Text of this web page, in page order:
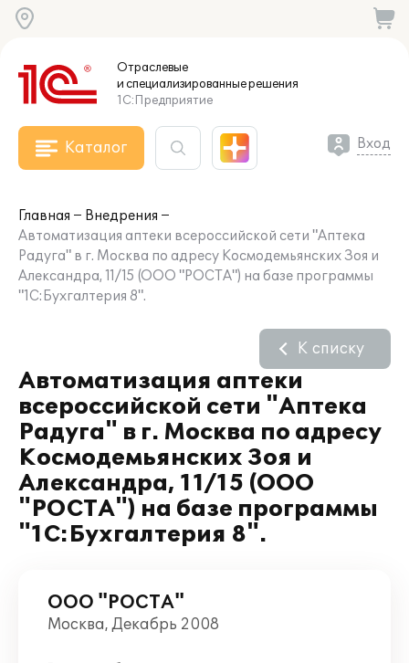
Отраслевые
и специализированныерешения
1С:Предприятие
Каталог Вход
Главная
Внедрения
Автоматизация аптеки всероссийской сети "Аптека
Радуга" в г. Москва по адресу Космодемьянских Зоя и
Александра, 11/15 (ООО "РОСТА") на базе программы
"1С:Бухгалтерия 8".
Автоматизация аптеки
всероссийской сети "Аптека
Радуга" в г. Москва по адресу
Космодемьянских Зоя и
Александра, 11/15 (ООО
"РОСТА") на базе программы
"1С:Бухгалтерия 8".
К списку
ООО "РОСТА"
Москва, Декабрь 2008